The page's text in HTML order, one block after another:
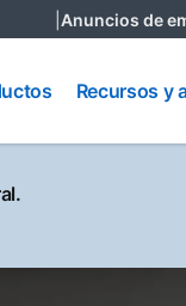
Anuncios de
y
Recursos y